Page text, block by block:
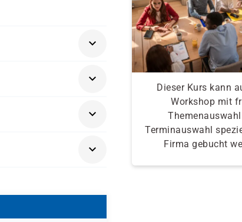
Dieser Kurs kann
Workshop mit
Terminauswahl
Firma gebucht